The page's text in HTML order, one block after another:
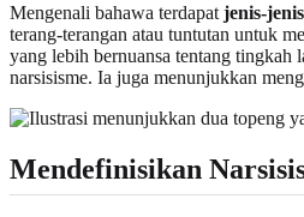
Mengenali bahawa terdapat jenis-
terang-terangan atau tuntutan untuk
yang lebih bernuansa tentang
narsisisme. Ia juga menunjukkan
Mendefinisikan